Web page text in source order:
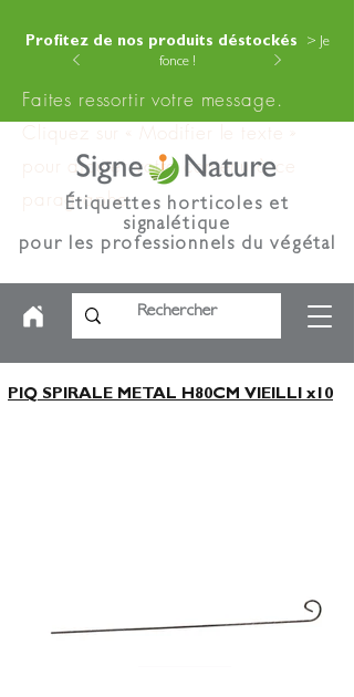
Profitez de nos produits déstockés
> Je
fonce !
Faites ressortir votre message.
Cliquez sur « Modifier le texte »
pour ajouter votre contenu à ce
paragraphe.
Étiquettes horticoles et
signalétique
pour les professionnels du végétal
PIQ SPIRALE METAL H80CM VIEILLI x10